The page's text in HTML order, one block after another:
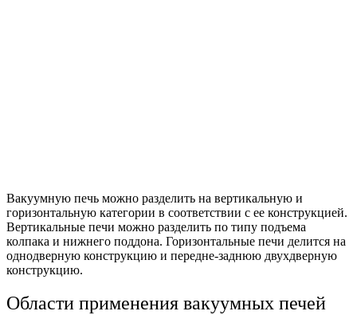
Вакуумную печь можно разделить на вертикальную и
горизонтальную категории в соответствии с ее конструкцией.
Вертикальные печи можно разделить по типу подъема
колпака и нижнего поддона. Горизонтальные печи делится на
однодверную конструкцию и передне-заднюю двухдверную
конструкцию.
Области применения вакуумных печей